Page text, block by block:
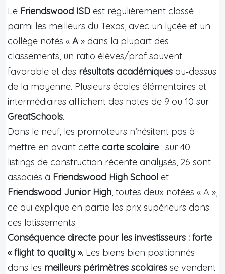
Le Friendswood ISD est régulièrement classé
parmi les meilleurs du Texas, avec un lycée et un
collège notés « A » dans la plupart des
classements, un ratio élèves/prof souvent
favorable et des résultats académiques au‑dessus
de la moyenne. Plusieurs écoles élémentaires et
intermédiaires affichent des notes de 9 ou 10 sur
GreatSchools.
Dans le neuf, les promoteurs n’hésitent pas à
mettre en avant cette carte scolaire : sur 40
listings de construction récente analysés, 26 sont
associés à Friendswood High School et
Friendswood Junior High, toutes deux notées « A »,
ce qui explique en partie les prix supérieurs dans
ces lotissements.
Conséquence directe pour les investisseurs : forte
« flight to quality ». Les biens bien positionnés
dans les meilleurs périmètres scolaires se vendent